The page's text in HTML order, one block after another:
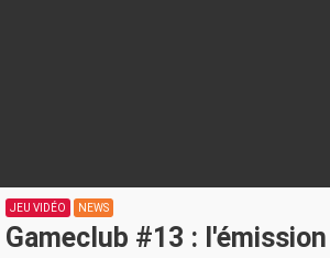
JEU VIDÉO NEWS
Gameclub #13 :